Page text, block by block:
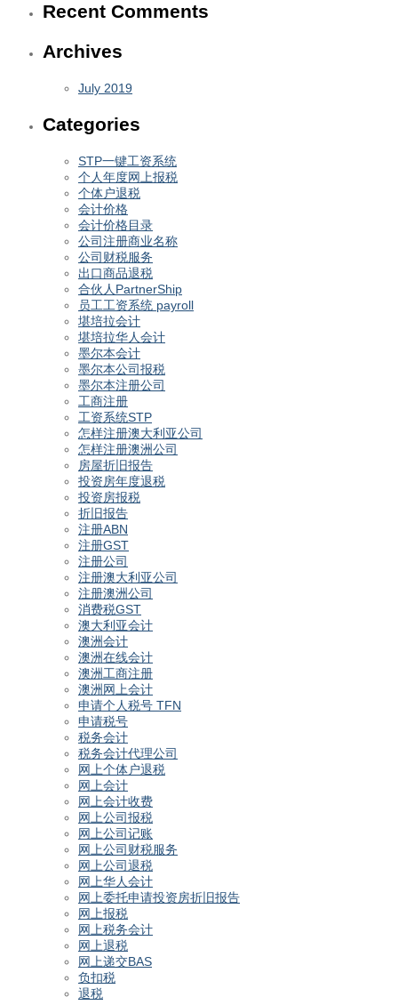
Recent Comments
Archives
July 2019
Categories
STP一键工资系统
个人年度网上报税
个体户退税
会计价格
会计价格目录
公司注册商业名称
公司财税服务
出口商品退税
合伙人PartnerShip
员工工资系统 payroll
堪培拉会计
堪培拉华人会计
墨尔本会计
墨尔本公司报税
墨尔本注册公司
工商注册
工资系统STP
怎样注册澳大利亚公司
怎样注册澳洲公司
房屋折旧报告
投资房年度退税
投资房报税
折旧报告
注册ABN
注册GST
注册公司
注册澳大利亚公司
注册澳洲公司
消费税GST
澳大利亚会计
澳洲会计
澳洲在线会计
澳洲工商注册
澳洲网上会计
申请个人税号 TFN
申请税号
税务会计
税务会计代理公司
网上个体户退税
网上会计
网上会计收费
网上公司报税
网上公司记账
网上公司财税服务
网上公司退税
网上华人会计
网上委托申请投资房折旧报告
网上报税
网上税务会计
网上退税
网上递交BAS
负扣税
退税